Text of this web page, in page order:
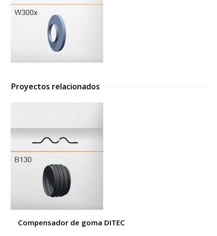
Proyectos relacionados
Compensador de goma DITEC